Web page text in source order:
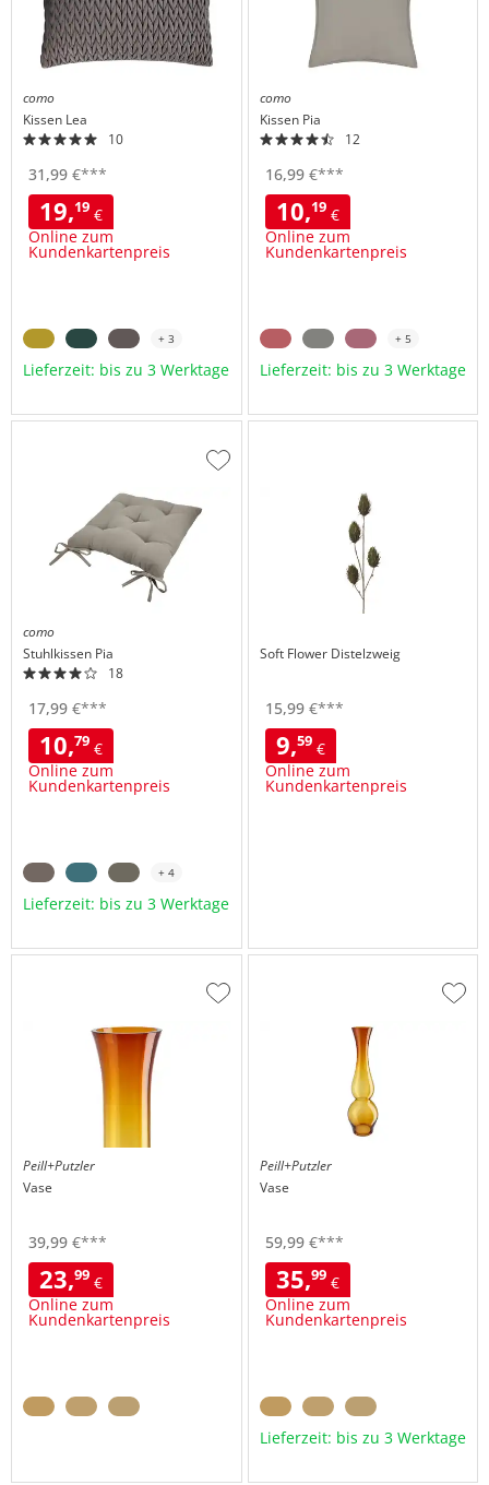
como
Kissen Lea
10
31,99 €***
19,19 €
Online zum
Kundenkartenpreis
+ 3
Lieferzeit: bis zu 3 Werktage
como
Kissen Pia
12
16,99€***
10,19€
Online zum
Kundenkartenpreis
+ 5
Lieferzeit: bis zu 3 Werktage
como
Stuhlkissen Pia
18
17,99 €***
10,79 €
Online zum
Kundenkartenpreis
+ 4
Zur
Lieferzeit: bis zu 3 Werktage
Soft Flower Distelzweig
15,99€***
9,59€
Online zum
Kundenkartenpreis
Peill+Putzler
Vase
39,99 €***
23,99 €
Online zum
Kundenkartenpreis
Zur
Peill+Putzler
Vase
59,99€***
35,99€
Online zum
Kundenkartenpreis
Zur
Lieferzeit: bis zu 3 Werktage